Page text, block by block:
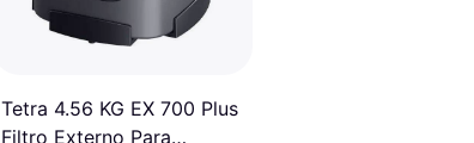
Tetra 4.56 KG EX 700 Plus
Filtro Externo Para